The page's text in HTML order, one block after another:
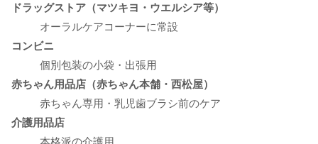
ドラッグストア（マツキヨ・ウエルシア等）
オーラルケアコーナーに常設
コンビニ
個別包装の小袋・出張用
赤ちゃん用品店（赤ちゃん本舗・西松屋）
赤ちゃん専用・乳児歯ブラシ前のケア
介護用品店
本格派の介護用